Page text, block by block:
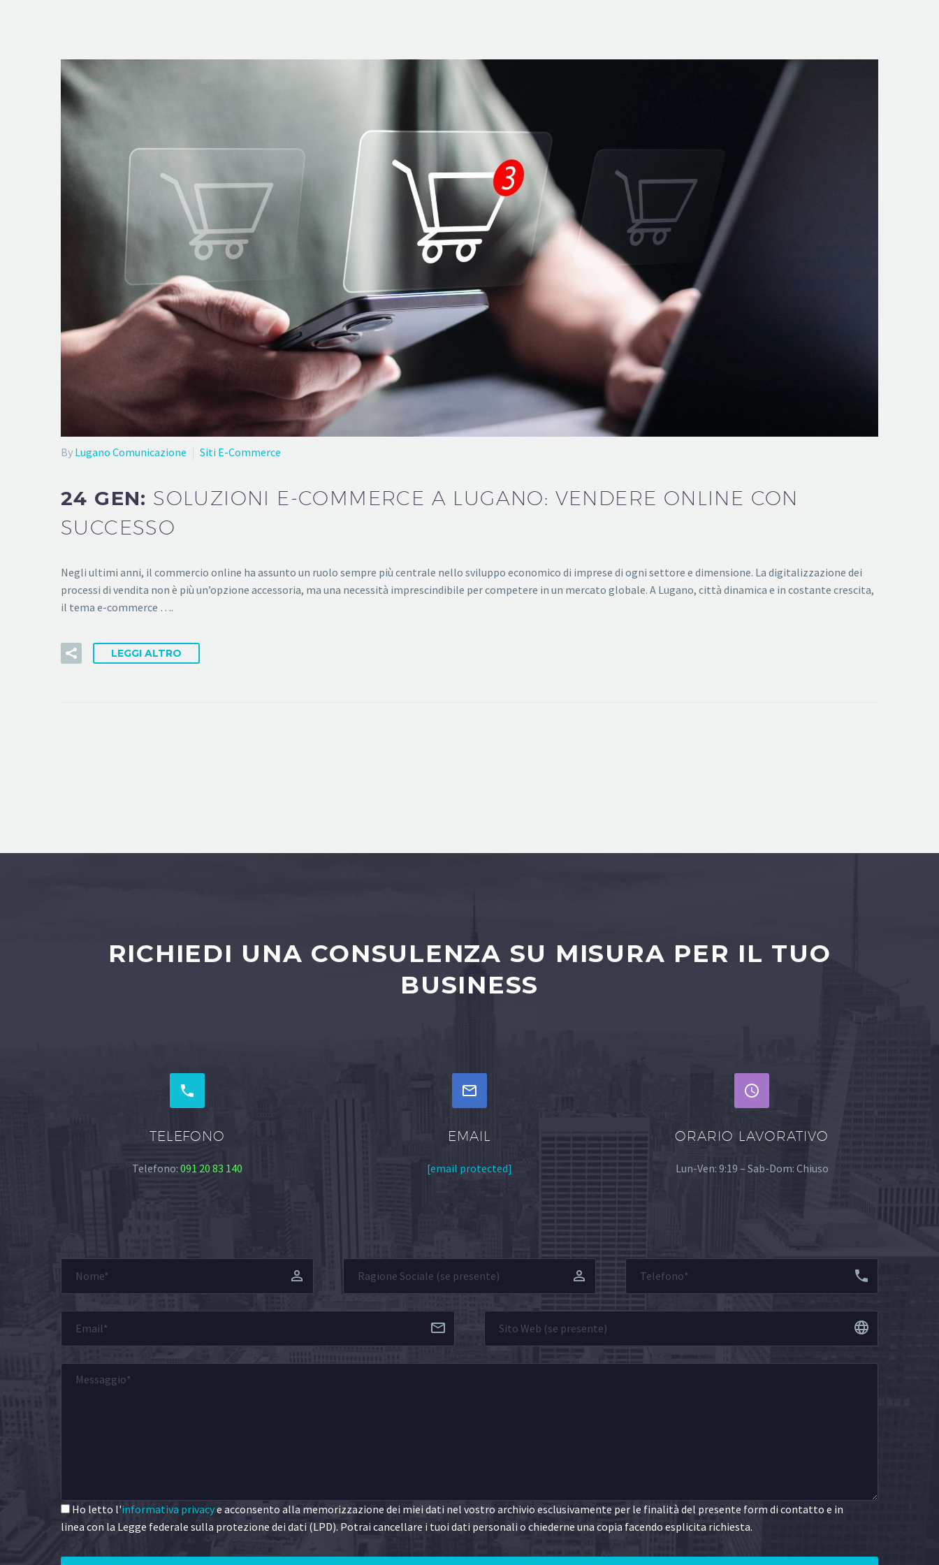
By Lugano Comunicazione Siti E-Commerce
24 GEN: SOLUZIONI E-COMMERCE A LUGANO: VENDERE ONLINE CON
SUCCESSO
Negli ultimi anni, il commercio online ha assunto un ruolo sempre più centrale nello sviluppo economico di imprese di ogni settore e dimensione. La digitalizzazione dei
processi di vendita non è più un’opzione accessoria, ma una necessità imprescindibile per competere in un mercato globale. A Lugano, città dinamica e in costante crescita,
il tema e-commerce ….
LEGGI ALTRO
RICHIEDI UNA CONSULENZA SU MISURA PER IL TUO
BUSINESS


TELEFONO
Telefono: 091 20 83 140


EMAIL
[email protected]


ORARIO LAVORATIVO
Lun-Ven: 9:19 – Sab-Dom: Chiuso
Ho letto l'informativa privacye acconsento alla memorizzazione dei miei dati nel vostro archivio esclusivamente per le finalità del presente form di contatto e in
linea con la Legge federale sulla protezione dei dati (LPD). Potrai cancellare i tuoi dati personali o chiederne una copia facendo esplicita richiesta.